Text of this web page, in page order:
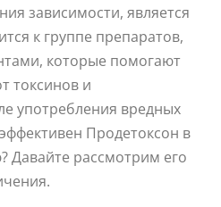
зависимости, является
к группе препаратов,
которые помогают
токсинов и
употребления вредных
Продетоксон в
Давайте рассмотрим его